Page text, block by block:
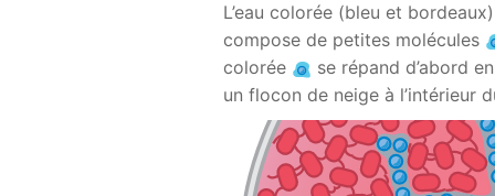
L’eau colorée (bleu et
compose de petites molécules
colorée
se répand d’abord
un flocon de neige à l’intérieur